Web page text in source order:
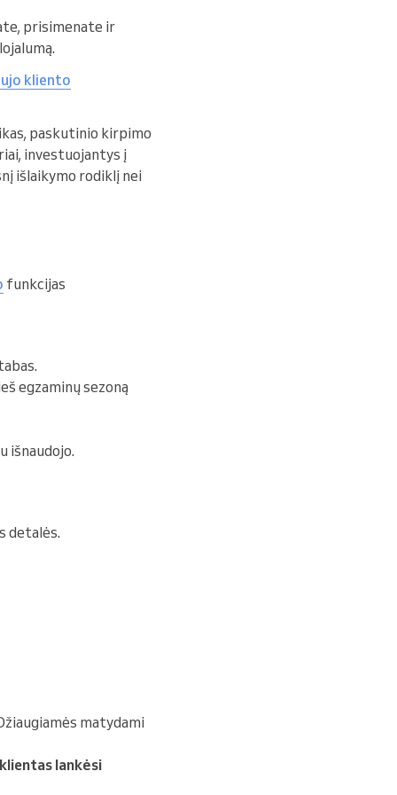
prisimenate ir
kliento
paskutinio kirpimo
investuojantys į
išlaikymo rodiklį nei
funkcijas
egzaminų sezoną
išnaudojo.
detalės.
matydami
lankėsi